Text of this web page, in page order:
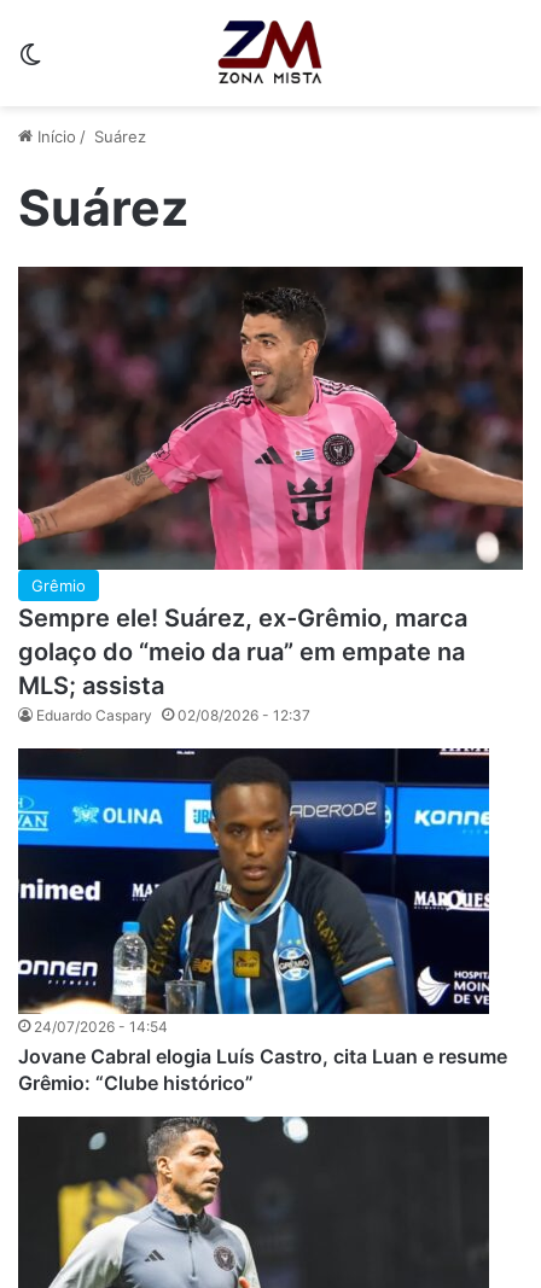
Início / Suárez
Suárez
Grêmio
Sempre ele! Suárez, ex-Grêmio, marca
golaço do “meio da rua” em empate na
MLS; assista
Eduardo Caspary 02/08/2026 - 12:37
24/07/2026 - 14:54
Jovane Cabral elogia Luís Castro, cita Luan e resume
Grêmio: “Clube histórico”